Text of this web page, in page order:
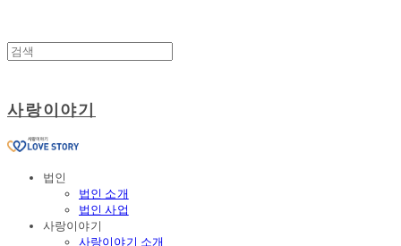
사랑이야기
법인
법인 소개
법인 사업
사랑이야기
사랑이야기 소개